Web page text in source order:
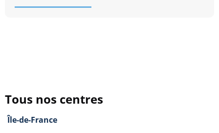
Tous nos centres
Île-de-France